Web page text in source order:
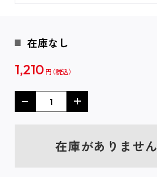
在庫なし
1,210 円
在庫がありません